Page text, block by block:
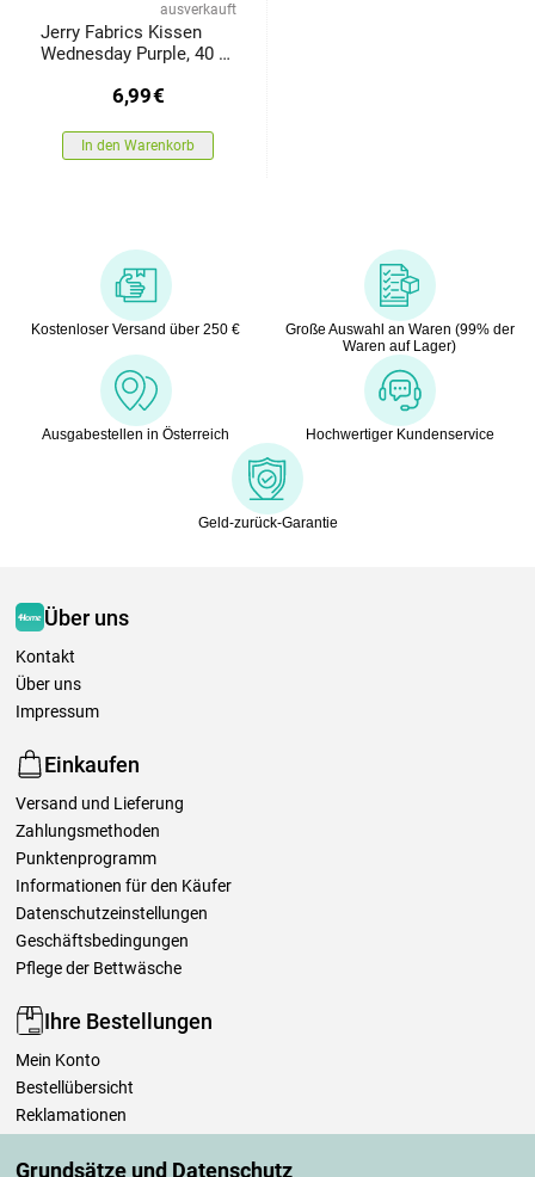
Grundsätze und Datenschutz
ausverkauft
Jerry Fabrics Kissen
Wednesday Purple, 40 x
6,99€
In den Warenkorb
Kostenloser Versand über 250 €
Große Auswahl an Waren (99% der
Waren auf Lager)
Ausgabestellen in Österreich Hochwertiger Kundenservice
Geld-zurück-Garantie
Über uns
Kontakt
Über uns
Impressum
Einkaufen
Versand und Lieferung
Zahlungsmethoden
Punktenprogramm
Informationen für den Käufer
Datenschutzeinstellungen
Geschäftsbedingungen
Pflege der Bettwäsche
Ihre Bestellungen
Mein Konto
Bestellübersicht
Reklamationen
Einfach mehr wissen